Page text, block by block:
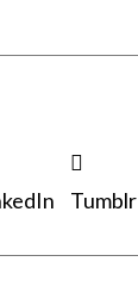
Tumblr